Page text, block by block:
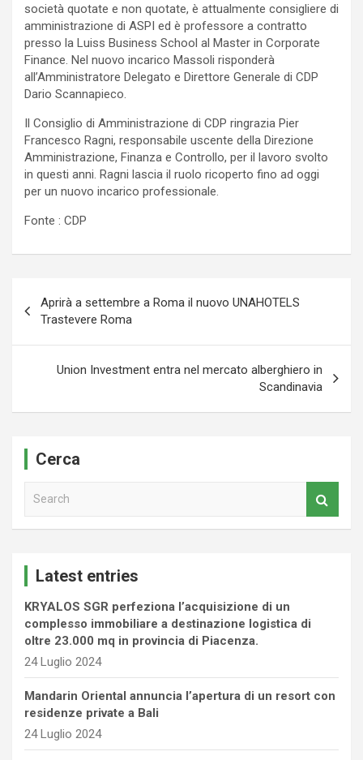
società quotate e non quotate, è attualmente consigliere di
amministrazione di ASPI ed è professore a contratto
presso la Luiss Business School al Master in Corporate
Finance. Nel nuovo incarico Massoli risponderà
all’Amministratore Delegato e Direttore Generale di CDP
Dario Scannapieco.
Il Consiglio di Amministrazione di CDP ringrazia Pier
Francesco Ragni, responsabile uscente della Direzione
Amministrazione, Finanza e Controllo, per il lavoro svolto
in questi anni. Ragni lascia il ruolo ricoperto fino ad oggi
per un nuovo incarico professionale.
Fonte : CDP
articoli
Aprirà a settembre a Roma il nuovo UNAHOTELS
Trastevere Roma
Union Investment entra nel mercato alberghiero in
Scandinavia
Cerca
Latest entries
KRYALOS SGR perfeziona l’acquisizione di un
complesso immobiliare a destinazione logistica di
oltre 23.000 mq in provincia di Piacenza.
24 Luglio 2024
Mandarin Oriental annuncia l’apertura di un resort con
residenze private a Bali
24 Luglio 2024